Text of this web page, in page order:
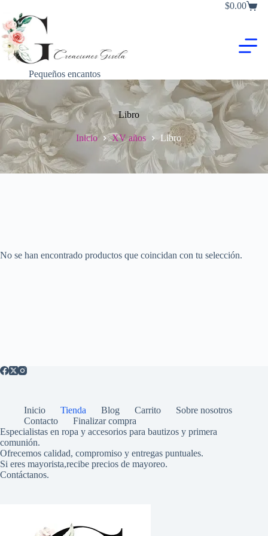
contenido
Carro
$0.00
Pequeños encantos
Libro
Inicio XV años Libro
No se han encontrado productos que coincidan con tu selección.
Inicio Tienda Blog Carrito
Sobre nosotros
Contacto
Finalizar compra
Especialistas en ropa y accesorios para bautizos y primera
comunión.
Ofrecemos calidad, compromiso y entregas puntuales.
Si eres mayorista,recibe precios de mayoreo.
Contáctanos.